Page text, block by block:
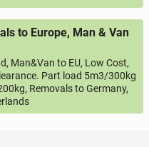
to Europe, Man & Van
Man&Van to EU, Low Cost,
Part load 5m3/300kg
Removals to Germany,